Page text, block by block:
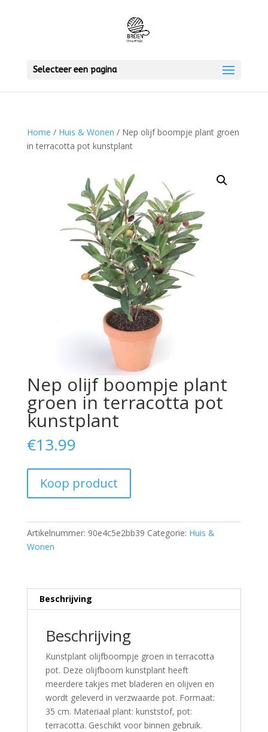
Selecteer een pagina
Home / Huis & Wonen / Nep olijf boompje plant groen
in terracotta pot kunstplant
Nep olijf boompje plant
groen in terracotta pot
kunstplant
€13.99
Koop product
Artikelnummer: 90e4c5e2bb39 Categorie: Huis &
Wonen
Beschrijving
Beschrijving
Kunstplant olijfboompje groen in terracotta
pot. Deze olijfboom kunstplant heeft
meerdere takjes met bladeren en olijven en
wordt geleverd in verzwaarde pot. Formaat:
35 cm. Materiaal plant: kunststof, pot:
terracotta. Geschikt voor binnen gebruik.